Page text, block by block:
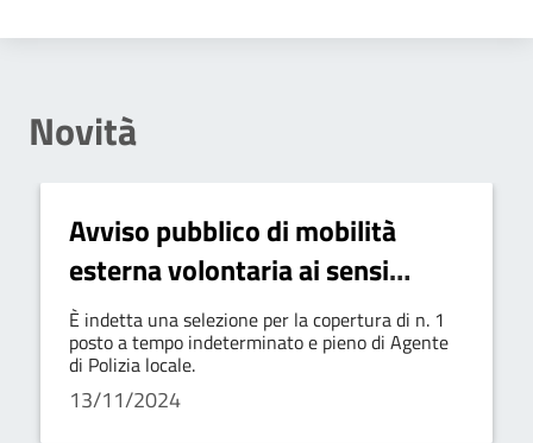
Novità
Avviso pubblico di mobilità
esterna volontaria ai sensi
dell’art. 30 del d.lgs. n.
165/2001 per la copertura a
tempo indeterminato e pieno di
È indetta una selezione per la copertura di n. 1
posto a tempo indeterminato e pieno di Agente
di Polizia locale.
13/11/2024